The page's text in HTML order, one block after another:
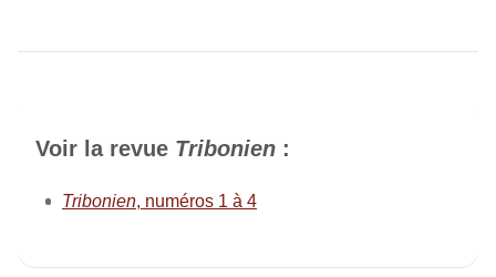
Voir la revue Tribonien :
Tribonien, numéros 1 à 4